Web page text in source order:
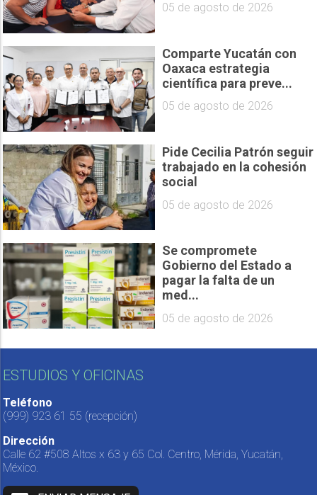
05 de agosto de 2026
Comparte Yucatán con
Oaxaca estrategia
científica para preve...
05 de agosto de 2026
Pide Cecilia Patrón seguir
trabajado en la cohesión
social
05 de agosto de 2026
Se compromete
Gobierno del Estado a
pagar la falta de un
med...
05 de agosto de 2026
ESTUDIOS Y OFICINAS
Teléfono
(999) 923 61 55 (recepción)
Dirección
Calle 62 #508 Altos x 63 y 65 Col. Centro, Mérida, Yucatán,
México.